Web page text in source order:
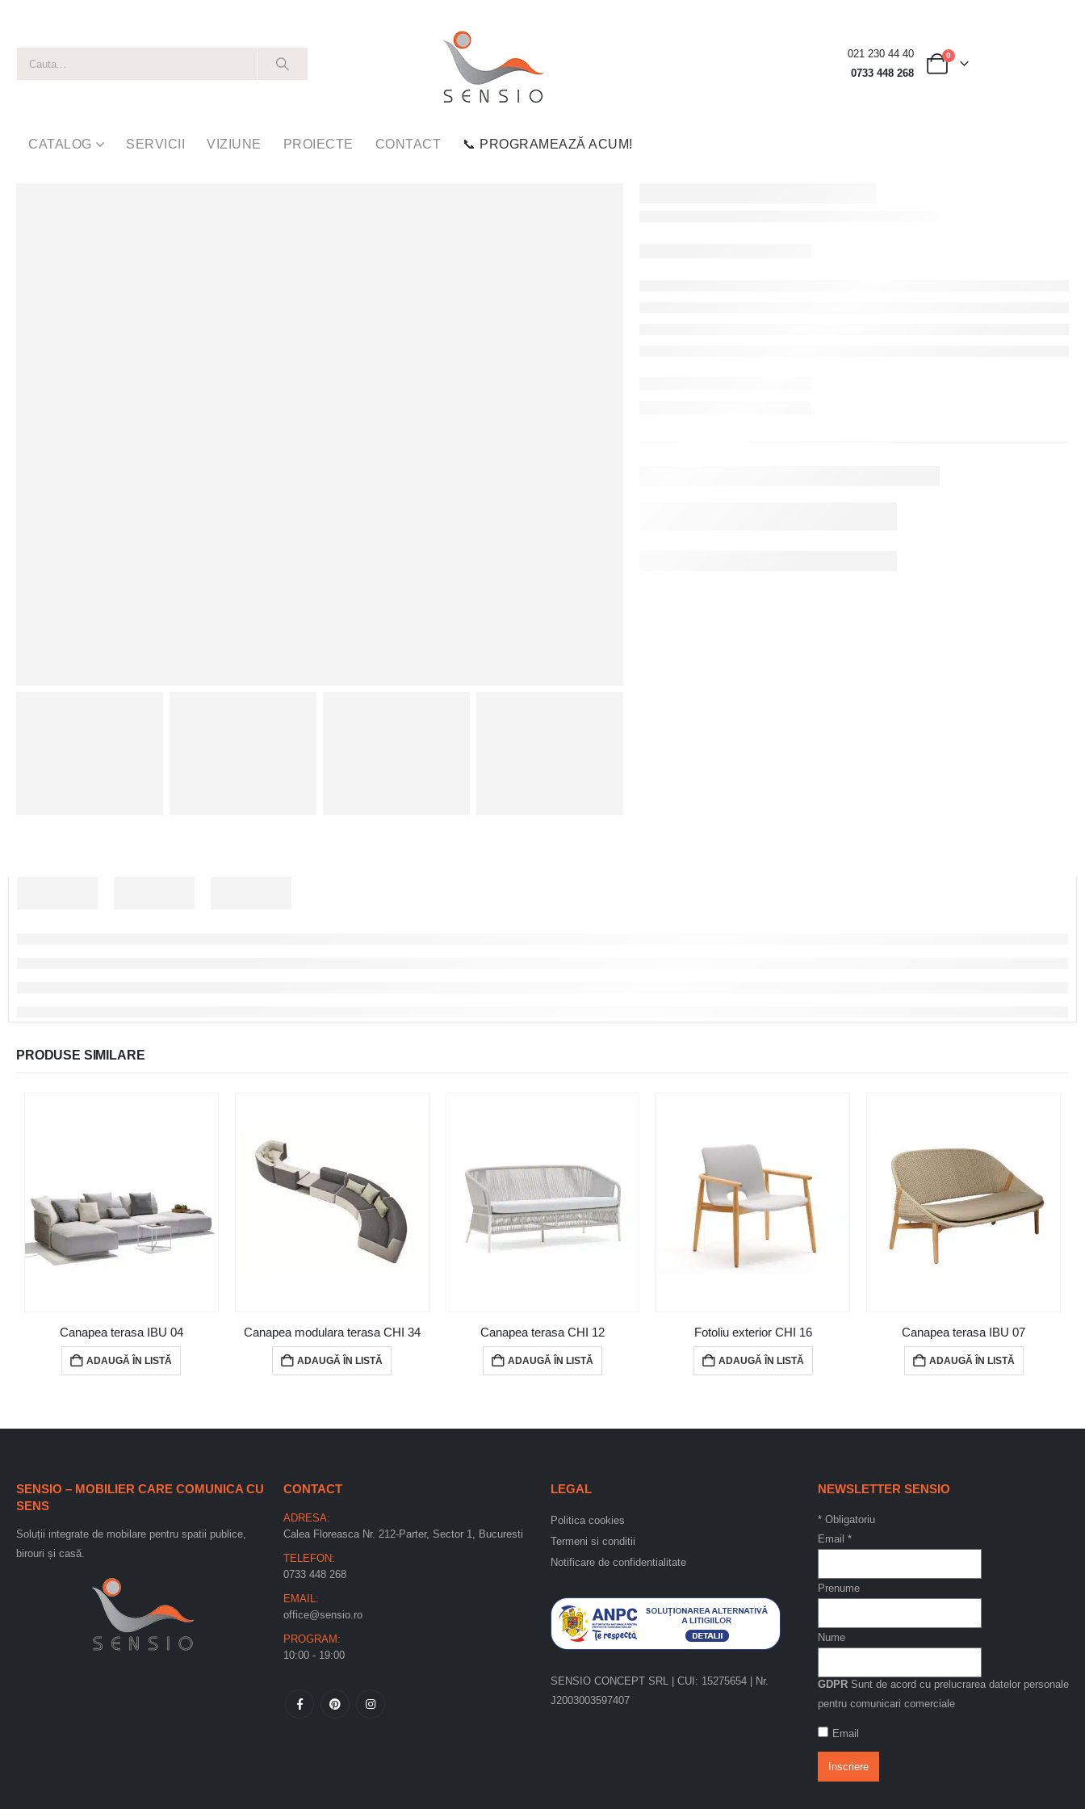
021 230 44 40
0733 448 268
0
CATALOG SERVICII VIZIUNE PROIECTE CONTACT 📞 PROGRAMEAZĂ ACUM!
PRODUSE SIMILARE
Canapea terasa IBU 04
ADAUGĂ ÎN LISTĂ
Canapea modulara terasa CHI 34
ADAUGĂ ÎN LISTĂ
Canapea terasa CHI 12
ADAUGĂ ÎN LISTĂ
Fotoliu exterior CHI 16
ADAUGĂ ÎN LISTĂ
Canapea terasa IBU 07
ADAUGĂ ÎN LISTĂ
SENSIO – MOBILIER CARE COMUNICA CU
SENS
Soluții integrate de mobilare pentru spatii publice,
birouri și casă.
CONTACT
ADRESA:
Calea Floreasca Nr. 212-Parter, Sector 1, Bucuresti
TELEFON:
0733 448 268
EMAIL:
office@sensio.ro
PROGRAM:
10:00 - 19:00
LEGAL
Politica cookies
Termeni si conditii
Notificare de confidentialitate
SENSIO CONCEPT SRL | CUI: 15275654 | Nr.
J2003003597407
NEWSLETTER SENSIO
* Obligatoriu
Email *
Prenume
Nume
GDPR Sunt de acord cu prelucrarea datelor personale
pentru comunicari comerciale
Email